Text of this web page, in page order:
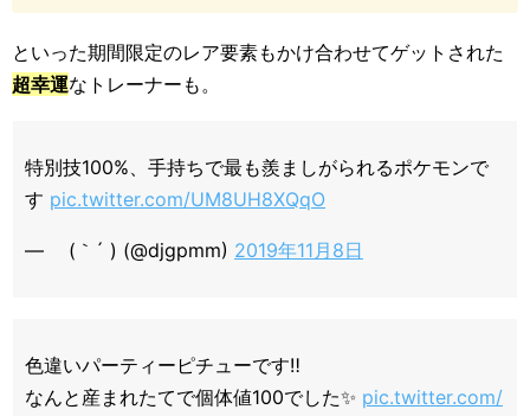
といった期間限定のレア要素もかけ合わせてゲットされた
超幸運なトレーナーも。
特別技100%、手持ちで最も羨ましがられるポケモンで
す pic.twitter.com/UM8UH8XQqO
— ゞ(｀´ ) (@djgpmm) 2019年11月8日
色違いパーティーピチューです‼️
なんと産まれたてで個体値100でした✨ pic.twitter.com/